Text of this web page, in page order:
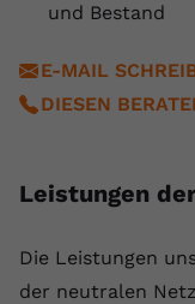
und Bestand
E-MAIL
DIESEN
Leistungen
Die ⁠Leistungen
der neutralen